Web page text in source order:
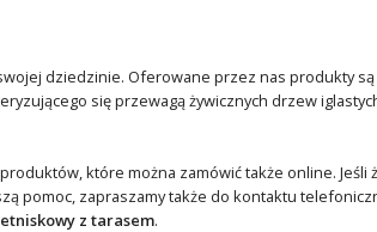
dziedzinie. Oferowane przez nas produkty są
się przewagą żywicznych drzew
które można zamówić także online. Jeśli
pomoc, zapraszamy także do kontaktu
z tarasem.